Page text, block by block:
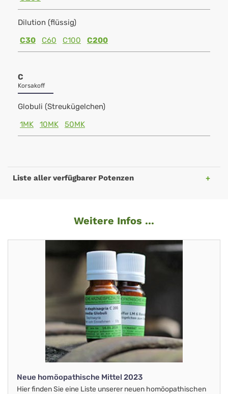
Dilution (flüssig)
C30
C60 C100 C200
C
Korsakoff
Globuli (Streukügelchen)
1MK
10MK 50MK
Liste aller verfügbarer Potenzen
Weitere Infos ...
Neue homöopathische Mittel 2023
Hier finden Sie eine Liste unserer neuen homöopathischen